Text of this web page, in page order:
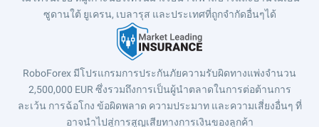
ซูดานใต้ ยูเครน, เบลารุส และประเทศที่ถูกจำกัดอื่นๆได้
RoboForex มีโปรแกรมการประกันภัยความรับผิดทางแพ่งจำนวน
2,500,000 EUR ซึ่งรวมถึงการเป็นผู้นำตลาดในการต่อต้านการ
ละเว้น การฉ้อโกง ข้อผิดพลาด ความประมาท และความเสี่ยงอื่นๆ ที่
อาจนำไปสู่การสูญเสียทางการเงินของลูกค้า